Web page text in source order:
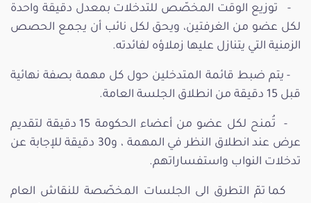
- توزيع الوقت المخصّص للتدخلات بمعدل دقيقة واحدة
لكل عضو من الغرفتين، ويحق لكل نائب أن يجمع الحصص
الزمنية التي يتنازل عليها زملاؤه لفائدته.
- يتم ضبط قائمة المتدخلين حول كل مهمة بصفة نهائية
قبل 15 دقيقة من انطلاق الجلسة العامة.
- تُمنح لكل عضو من أعضاء الحكومة 15 دقيقة لتقديم
عرض عند انطلاق النظر في المهمة ، و30 دقيقة للإجابة عن
تدخلات النواب واستفساراتهم.
كما تمّ التطرق الى الجلسات المخصّصة للنقاش العام